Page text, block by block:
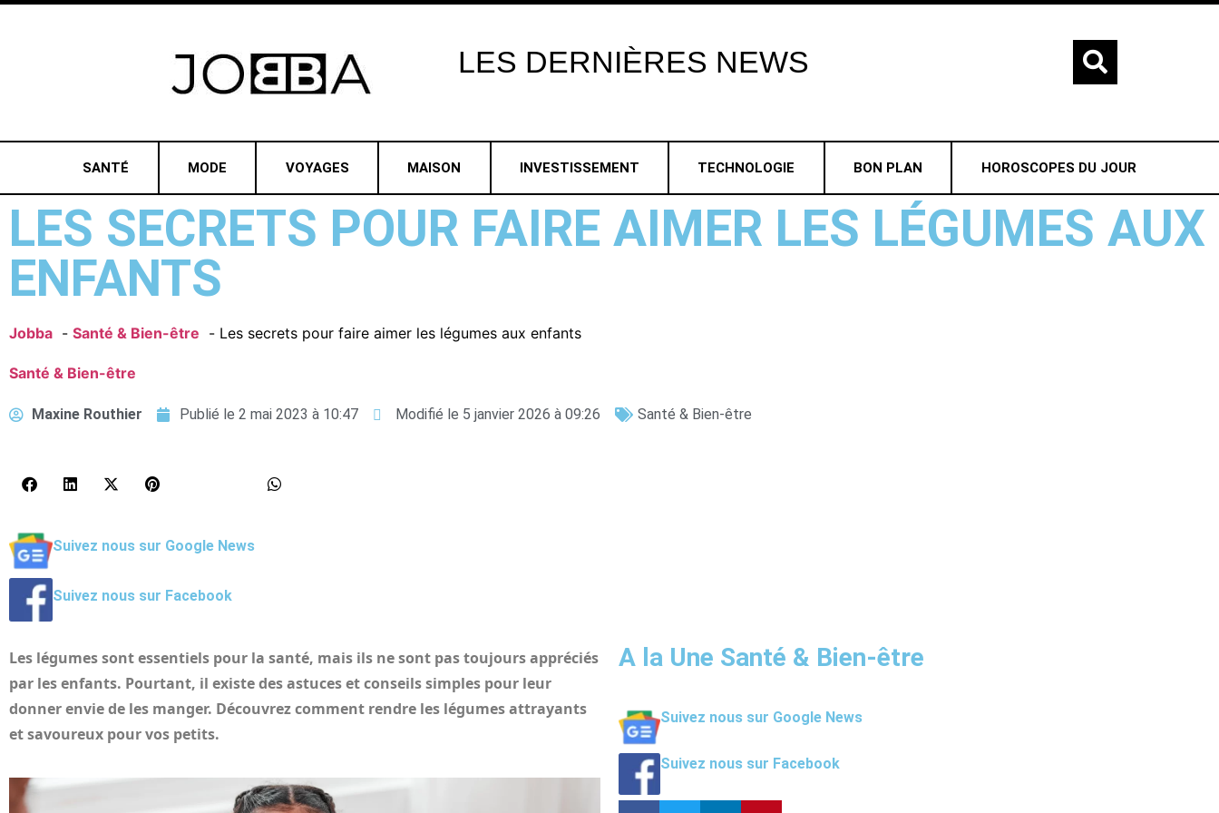
LES DERNIÈRES NEWS
SANTÉ MODE VOYAGES MAISON INVESTISSEMENT TECHNOLOGIE BON PLAN HOROSCOPES DU JOUR
LES SECRETS POUR FAIRE AIMER LES LÉGUMES AUX
ENFANTS
Jobba Santé & Bien-être Les secrets pour faire aimer les légumes aux enfants
Santé & Bien-être
Maxine Routhier Publié le 2 mai 2023 à 10:47 Modifié le 5 janvier 2026 à 09:26 Santé & Bien-être
Suivez nous sur Google News
Suivez nous sur Facebook
Les légumes sont essentiels pour la santé, mais ils ne sont pas toujours appréciés
par les enfants. Pourtant, il existe des astuces et conseils simples pour leur
donner envie de les manger. Découvrez comment rendre les légumes attrayants
et savoureux pour vos petits.
A la Une Santé & Bien-être
Suivez nous sur Google News
Suivez nous sur Facebook